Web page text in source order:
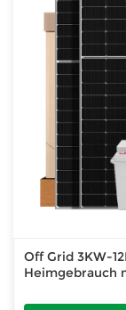
Off Grid 3KW-
Heimgebrauch